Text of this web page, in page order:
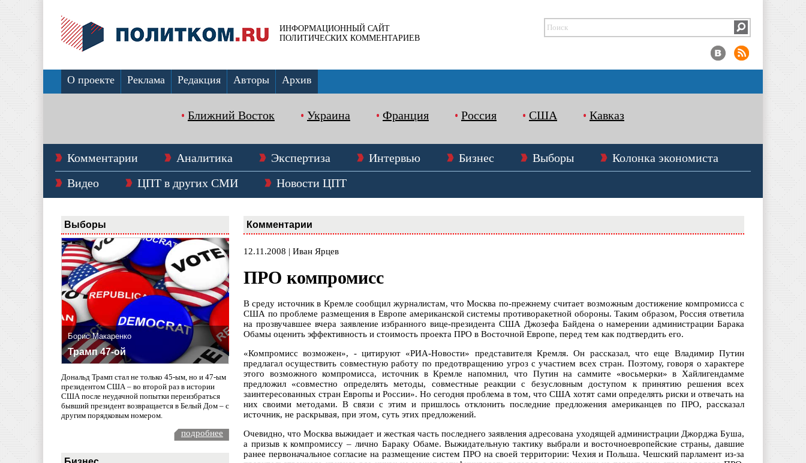
ИНФОРМАЦИОННЫЙ САЙТ
ПОЛИТИЧЕСКИХ КОММЕНТАРИЕВ
О проекте Реклама Редакция Авторы Архив
Ближний Восток Украина Франция Россия США Кавказ
Комментарии Аналитика Экспертиза Интервью Бизнес Выборы
Колонка экономиста
Видео
ЦПТ в других СМИ Новости ЦПТ
Выборы
Борис Макаренко
Трамп 47-ой
Дональд Трамп стал не только 45-ым, но и 47-ым
президентом США – во второй раз в истории
США после неудачной попытки переизбраться
бывший президент возвращается в Белый Дом – с
другим порядковым номером.
подробнее
Комментарии
12.11.2008 | Иван Ярцев
ПРО компромисс
В среду источник в Кремле сообщил журналистам, что Москва по-прежнему считает возможным достижение компромисса с
США по проблеме размещения в Европе американской системы противоракетной обороны. Таким образом, Россия ответила
на прозвучавшее вчера заявление избранного вице-президента США Джозефа Байдена о намерении администрации Барака
Обамы оценить эффективность и стоимость проекта ПРО в Восточной Европе, перед тем как подтвердить его.
«Компромисс возможен», - цитируют «РИА-Новости» представителя Кремля. Он рассказал, что еще Владимир Путин
предлагал осуществить совместную работу по предотвращению угроз с участием всех стран. Поэтому, говоря о характере
этого возможного компромисса, источник в Кремле напомнил, что Путин на саммите «восьмерки» в Хайлигендамме
предложил «совместно определять методы, совместные реакции с безусловным доступом к принятию решения всех
заинтересованных стран Европы и России». Но сегодня проблема в том, что США хотят сами определять риски и отвечать на
них своими методами. В связи с этим и пришлось отклонить последние предложения американцев по ПРО, рассказал
источник, не раскрывая, при этом, суть этих предложений.
Очевидно, что Москва выжидает и жесткая часть последнего заявления адресована уходящей администрации Джорджа Буша,
а призыв к компромиссу – лично Бараку Обаме. Выжидательную тактику выбрали и восточноевропейские страны, давшие
ранее первоначальное согласие на размещение систем ПРО на своей территории: Чехия и Польша. Чешский парламент из-за